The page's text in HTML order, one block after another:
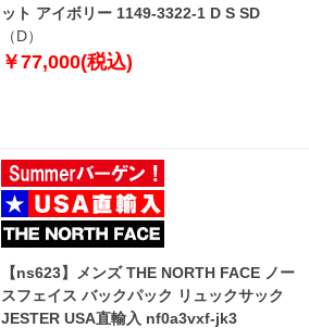
ット アイボリー 1149-3322-1 D S SD
（D）
￥77,000(税込)
【ns623】メンズ THE NORTH FACE ノー
スフェイス バックパック リュックサック
JESTER USA直輸入 nf0a3vxf-jk3